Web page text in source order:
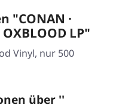
"CONAN ·
LP"
Vinyl, nur 500
über ''